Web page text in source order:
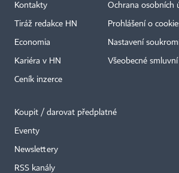
Kontakty
Tiráž redakce HN
Economia
Kariéra v HN
Ceník inzerce
Ochrana osobních
Prohlášení o
Nastavení
Všeobecné
Koupit / darovat předplatné
Eventy
Newslettery
RSS kanály